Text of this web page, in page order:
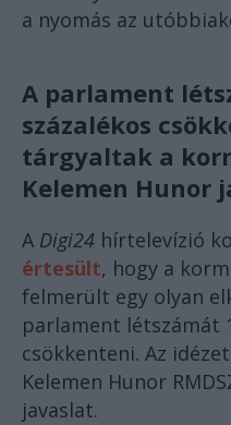
a nyomás az
A parlament
százalékos
tárgyaltak a
Kelemen Hunor
A Digi24 hírtelevízió
értesült, hogy a
felmerült egy olyan
parlament létszámát
csökkenteni. Az
Kelemen Hunor
javaslat.